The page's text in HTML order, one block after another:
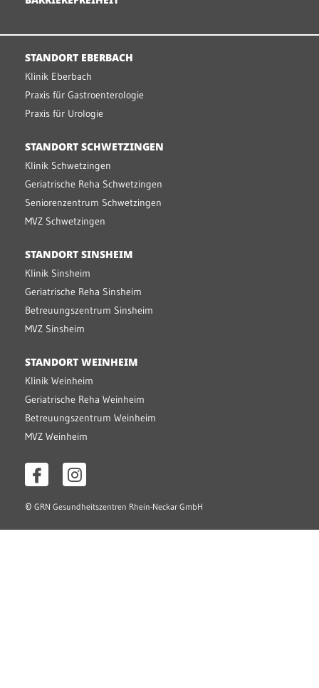
STANDORT EBERBACH
Klinik Eberbach
Praxis für Gastroenterologie
Praxis für Urologie
STANDORT SCHWETZINGEN
Klinik Schwetzingen
Geriatrische Reha Schwetzingen
Seniorenzentrum Schwetzingen
MVZ Schwetzingen
STANDORT SINSHEIM
Klinik Sinsheim
Geriatrische Reha Sinsheim
Betreuungszentrum Sinsheim
MVZ Sinsheim
STANDORT WEINHEIM
Klinik Weinheim
Geriatrische Reha Weinheim
Betreuungszentrum Weinheim
MVZ Weinheim
© GRN Gesundheitszentren Rhein-Neckar GmbH